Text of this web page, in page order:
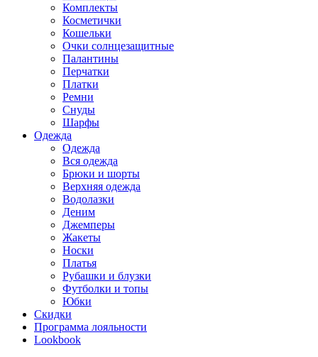
Комплекты
Косметички
Кошельки
Очки солнцезащитные
Палантины
Перчатки
Платки
Ремни
Снуды
Шарфы
Одежда
Одежда
Вся одежда
Брюки и шорты
Верхняя одежда
Водолазки
Деним
Джемперы
Жакеты
Носки
Платья
Рубашки и блузки
Футболки и топы
Юбки
Скидки
Программа лояльности
Lookbook